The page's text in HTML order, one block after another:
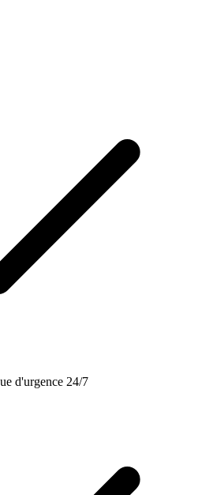
d'urgence 24/7